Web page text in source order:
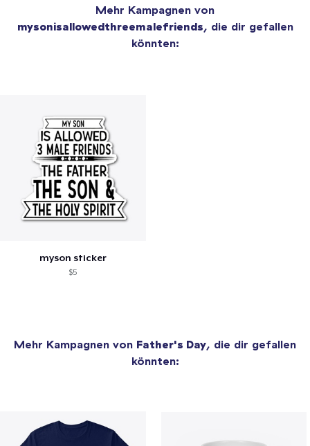
Mehr Kampagnen von
mysonisallowedthreemalefriends, die dir gefallen
könnten:
myson sticker
$5
Mehr Kampagnen von Father's Day, die dir gefallen
könnten: